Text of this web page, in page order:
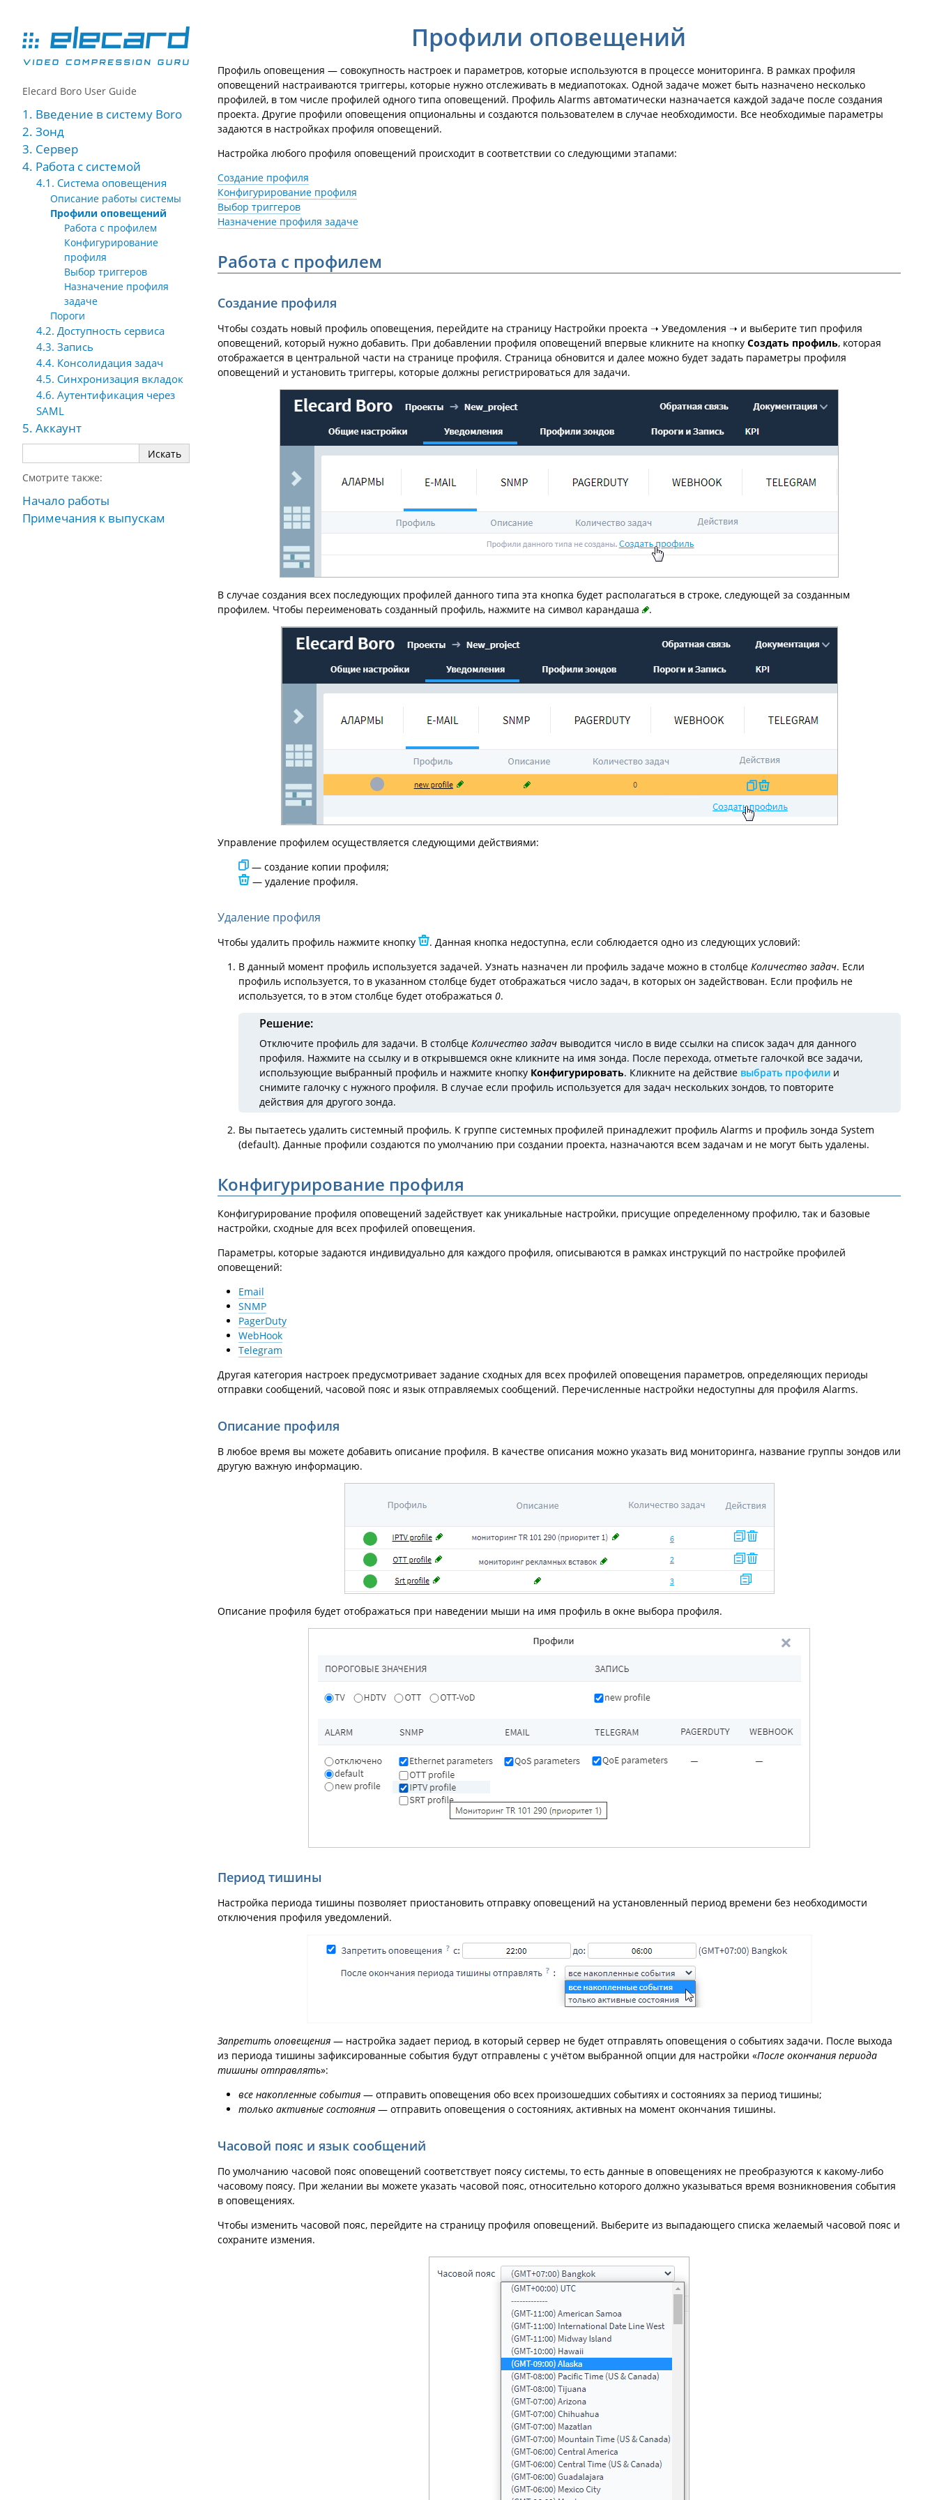
Elecard Boro User Guide
1. Введение в систему Boro
2. Зонд
3. Сервер
4. Работа с системой
4.1. Система оповещения
Описание работы системы
Профили оповещений
Работа с профилем
Конфигурирование
профиля
Выбор триггеров
Назначение профиля
задаче
Пороги
4.2. Доступность сервиса
4.3. Запись
4.4. Консолидация задач
4.5. Синхронизация вкладок
4.6. Аутентификация через
SAML
5. Аккаунт
Смотрите также:
Начало работы
Примечания к выпускам
Профили оповещений
Профиль оповещения — совокупность настроек и параметров, которые используются в процессе мониторинга. В рамках профиля
оповещений настраиваются триггеры, которые нужно отслеживать в медиапотоках. Одной задаче может быть назначено несколько
профилей, в том числе профилей одного типа оповещений. Профиль Alarms автоматически назначается каждой задаче после создания
проекта. Другие профили оповещения опциональны и создаются пользователем в случае необходимости. Все необходимые параметры
задаются в настройках профиля оповещений.
Настройка любого профиля оповещений происходит в соответствии со следующими этапами:
Создание профиля
Конфигурирование профиля
Выбор триггеров
Назначение профиля задаче
Работа с профилем
Создание профиля
Чтобы создать новый профиль оповещения, перейдите на страницу Настройки проекта ➝ Уведомления ➝ и выберите тип профиля
оповещений, который нужно добавить. При добавлении профиля оповещений впервые кликните на кнопку Создать профиль, которая
отображается в центральной части на странице профиля. Страница обновится и далее можно будет задать параметры профиля
оповещений и установить триггеры, которые должны регистрироваться для задачи.
В случае создания всех последующих профилей данного типа эта кнопка будет располагаться в строке, следующей за созданным
профилем. Чтобы переименовать созданный профиль, нажмите на символ карандаша
.
Управление профилем осуществляется следующими действиями:
— создание копии профиля;
— удаление профиля.
Удаление профиля
Чтобы удалить профиль нажмите кнопку
. Данная кнопка недоступна, если соблюдается одно из следующих условий:
В данный момент профиль используется задачей. Узнать назначен ли профиль задаче можно в столбце Количество задач. Если
профиль используется, то в указанном столбце будет отображаться число задач, в которых он задействован. Если профиль не
используется, то в этом столбце будет отображаться 0.
Решение
Отключите профиль для задачи. В столбце Количество задач выводится число в виде ссылки на список задач для данного
профиля. Нажмите на ссылку и в открывшемся окне кликните на имя зонда. После перехода, отметьте галочкой все задачи,
использующие выбранный профиль и нажмите кнопку Конфигурировать. Кликните на действие выбрать профили и
снимите галочку с нужного профиля. В случае если профиль используется для задач нескольких зондов, то повторите
действия для другого зонда.
Вы пытаетесь удалить системный профиль. К группе системных профилей принадлежит профиль Alarms и профиль зонда System
(default). Данные профили создаются по умолчанию при создании проекта, назначаются всем задачам и не могут быть удалены.
Конфигурирование профиля
Конфигурирование профиля оповещений задействует как уникальные настройки, присущие определенному профилю, так и базовые
настройки, сходные для всех профилей оповещения.
Параметры, которые задаются индивидуально для каждого профиля, описываются в рамках инструкций по настройке профилей
оповещений:
Email
SNMP
PagerDuty
WebHook
Telegram
Другая категория настроек предусмотривает задание сходных для всех профилей оповещения параметров, определяющих периоды
отправки сообщений, часовой пояс и язык отправляемых сообщений. Перечисленные настройки недоступны для профиля Alarms.
Описание профиля
В любое время вы можете добавить описание профиля. В качестве описания можно указать вид мониторинга, название группы зондов или
другую важную информацию.
Описание профиля будет отображаться при наведении мыши на имя профиль в окне выбора профиля.
Период тишины
Настройка периода тишины позволяет приостановить отправку оповещений на установленный период времени без необходимости
отключения профиля уведомлений.
Запретить оповещения — настройка задает период, в который сервер не будет отправлять оповещения о событиях задачи. После выхода
из периода тишины зафиксированные события будут отправлены с учётом выбранной опции для настройки «После окончания периода
тишины отправлять»:
все накопленные события — отправить оповещения обо всех произошедших событиях и состояниях за период тишины;
только активные состояния — отправить оповещения о состояниях, активных на момент окончания тишины.
Часовой пояс и язык сообщений
По умолчанию часовой пояс оповещений соответствует поясу системы, то есть данные в оповещениях не преобразуются к какому-либо
часовому поясу. При желании вы можете указать часовой пояс, относительно которого должно указываться время возникновения события
в оповещениях.
Чтобы изменить часовой пояс, перейдите на страницу профиля оповещений. Выберите из выпадающего списка желаемый часовой пояс и
сохраните измения.